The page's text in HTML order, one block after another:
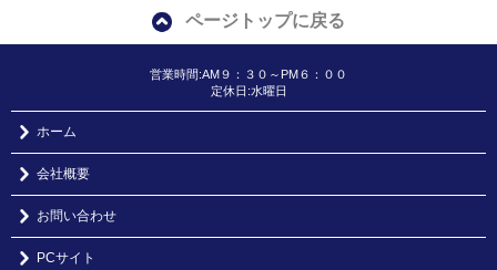
ページトップに戻る
営業時間:AM９：３０～PM６：００
定休日:水曜日
ホーム
会社概要
お問い合わせ
PCサイト